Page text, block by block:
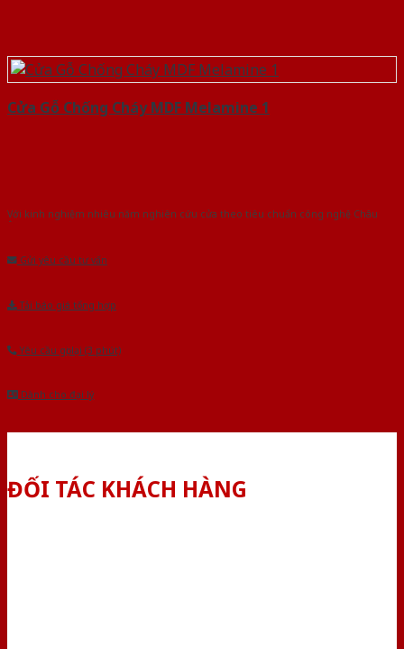
Cửa Gỗ Chống Cháy MDF Melamine 1
Với kinh nghiệm nhiêu năm nghiên cứu cửa theo tiêu chuẩn công nghệ Châu
Gửi yêu cầu tư vấn
Tải báo giá tổng hợp
Yêu cầu gọi lại (3 phút)
Dành cho đại lý
ĐỐI TÁC KHÁCH HÀNG